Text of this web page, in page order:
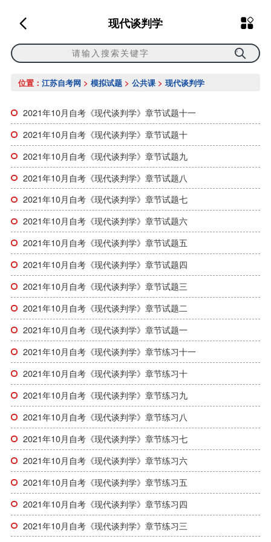
现代谈判学
位置： 江苏自考网> 模拟试题> 公共课> 现代谈判学
2021年10月自考《现代谈判学》章节试题十一
2021年10月自考《现代谈判学》章节试题十
2021年10月自考《现代谈判学》章节试题九
2021年10月自考《现代谈判学》章节试题八
2021年10月自考《现代谈判学》章节试题七
2021年10月自考《现代谈判学》章节试题六
2021年10月自考《现代谈判学》章节试题五
2021年10月自考《现代谈判学》章节试题四
2021年10月自考《现代谈判学》章节试题三
2021年10月自考《现代谈判学》章节试题二
2021年10月自考《现代谈判学》章节试题一
2021年10月自考《现代谈判学》章节练习十一
2021年10月自考《现代谈判学》章节练习十
2021年10月自考《现代谈判学》章节练习九
2021年10月自考《现代谈判学》章节练习八
2021年10月自考《现代谈判学》章节练习七
2021年10月自考《现代谈判学》章节练习六
2021年10月自考《现代谈判学》章节练习五
2021年10月自考《现代谈判学》章节练习四
2021年10月自考《现代谈判学》章节练习三